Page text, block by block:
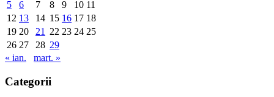
5
6 7 8 9 10 11
12 13 14 15 16 17 18
19 20 21 22 23 24 25
26 27 28 29
« ian.
mart. »
Categorii